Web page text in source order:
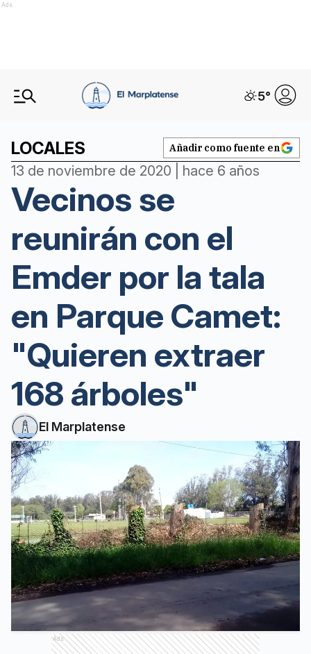
Ads
5°
LOCALES Añadir como fuente en
13 de noviembre de 2020 | hace 6 años
Vecinos se
reunirán con el
Emder por la tala
en Parque Camet:
"Quieren extraer
168 árboles"
El Marplatense
Ads